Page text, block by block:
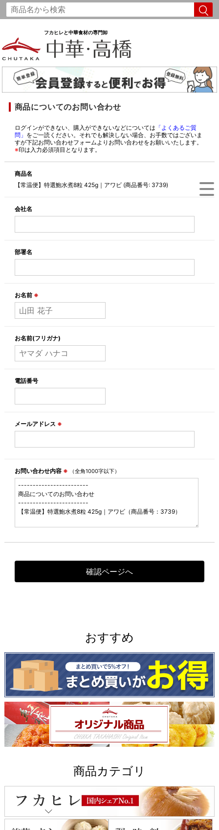
フカヒレと中華食材の専門卸
商品についてのお問い合わせ
ログインができない、購入ができないなどについては 「よくあるご質
問」 をご一読ください。それでも解決しない場合、お手数ではございま
すが下記お問い合わせフォームよりお問い合わせをお願いいたします。
※印は入力必須項目となります。
商品名
【常温便】特選鮑水煮8粒 425g｜アワビ (商品番号: 3739)
会社名
部署名
お名前 ※
お名前(フリガナ)
電話番号
メールアドレス ※
お問い合わせ内容 ※ （全角1000字以下）
おすすめ
商品カテゴリ